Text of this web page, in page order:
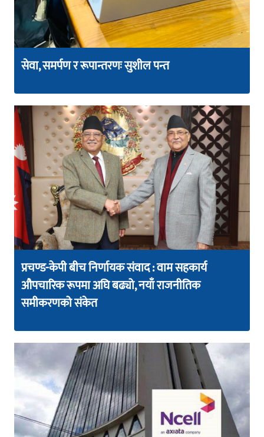
सेवा, समर्पण र रूपान्तरणः सुशील पन्त
प्रचण्ड-केपी बीच निर्णायक संवाद : वाम सहकार्य
औपचारिक रूपमा अघि बढ्यो, नयाँ राजनीतिक
समीकरणको संकेत